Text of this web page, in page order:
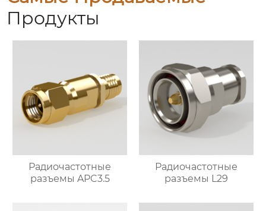
Продукты
Радиочастотные
разъемы APC3.5
Радиочастотные
разъемы L29